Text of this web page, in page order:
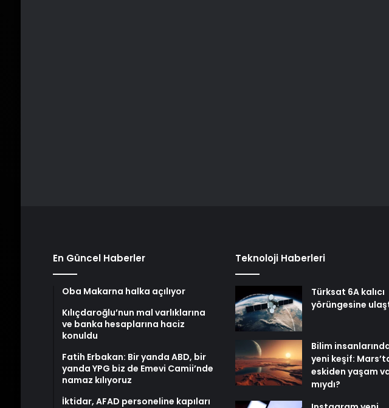
En Güncel Haberler
Oba Makarna halka açılıyor
Kılıçdaroğlu’nun mal varlıklarına
ve banka hesaplarına haciz
konuldu
Fatih Erbakan: Bir yanda ABD, bir
yanda YPG biz de Emevi Camii’nde
namaz kılıyoruz
İktidar, AFAD personeline kapıları
Teknoloji Haberleri
Türksat 6A kalıcı
yörüngesine
Bilim
yeni keşif:
eskiden yaşam
mıydı?